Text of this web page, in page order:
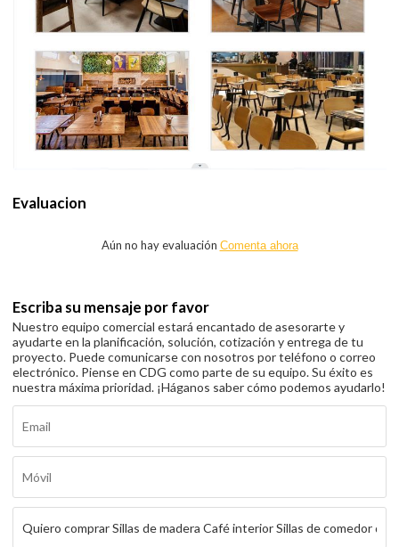
Evaluacion
Aún no hay evaluación Comenta ahora
Escriba su mensaje por favor
Nuestro equipo comercial estará encantado de asesorarte y
ayudarte en la planificación, solución, cotización y entrega de tu
proyecto. Puede comunicarse con nosotros por teléfono o correo
electrónico. Piense en CDG como parte de su equipo. Su éxito es
nuestra máxima prioridad. ¡Háganos saber cómo podemos ayudarlo!